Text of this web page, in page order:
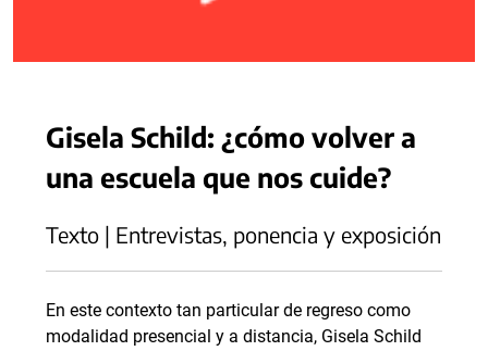
Gisela Schild: ¿cómo volver a
una escuela que nos cuide?
Texto | Entrevistas, ponencia y exposición
En este contexto tan particular de regreso como
modalidad presencial y a distancia, Gisela Schild